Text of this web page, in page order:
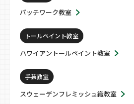
パッチワーク教室
トールペイント教室
ハワイアントールペイント教室
手芸教室
スウェーデンフレミッシュ織教室